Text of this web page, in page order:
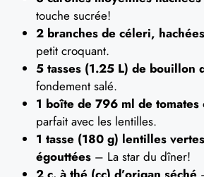
touche sucrée!
2 branches de céleri,
petit croquant.
5 tasses (1.25 L) de bouillon
fondement salé.
1 boîte de 796 ml de tomates
parfait avec les lentilles.
1 tasse (180 g) lentilles
égouttées – La star du dîner!